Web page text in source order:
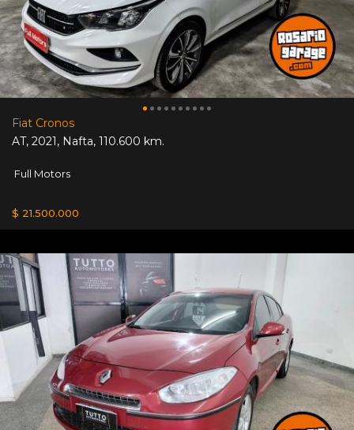
Fiat Cronos
AT, 2021, Nafta, 110.600 km.
Full Motors
$ 21.500.000